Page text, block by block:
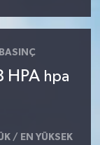
BASINÇ
HPA hpa
/ EN YÜKSEK